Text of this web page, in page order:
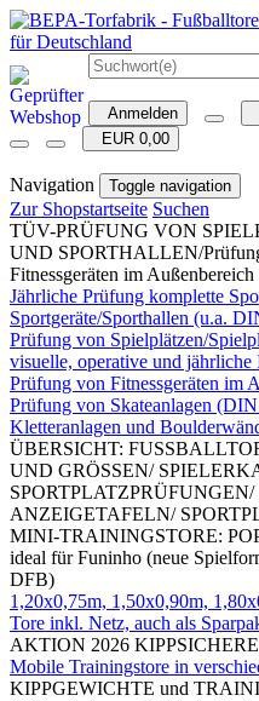
Anmelden
EUR 0,00
Navigation Toggle navigation
Zur Shopstartseite Suchen
TÜV-PRÜFUNG VON
UND SPORTHALLEN/
Fitnessgeräten im Außenbereich
Jährliche Prüfung komplette
Sportgeräte/Sporthallen (u.a.
Prüfung von Spielplätzen/
visuelle, operative und
Prüfung von Fitnessgeräten im
Prüfung von Skateanlagen
Kletteranlagen und
ÜBERSICHT:
UND GRÖSSEN/
ANZEIGETAFELN/
MINI-TRAININGSTORE:
ideal für Funinho (neue
DFB)
1,20x0,75m, 1,50x0,90m,
Tore inkl. Netz, auch als
AKTION 2026
Mobile Trainingstore in
KIPPGEWICHTE und